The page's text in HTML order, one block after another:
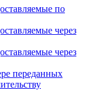
по
через
через
переданных